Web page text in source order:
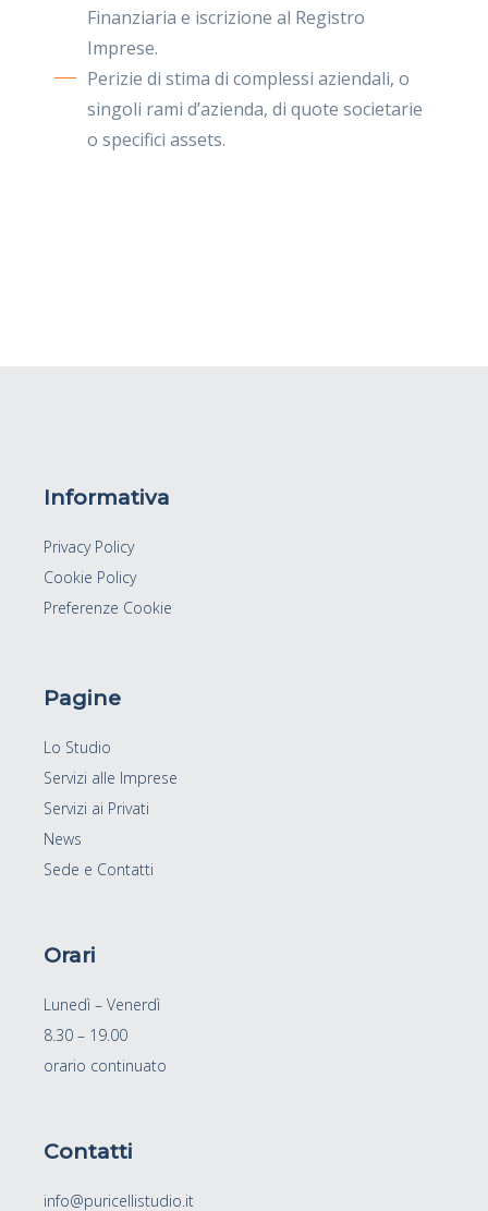
Finanziaria e iscrizione al Registro
Imprese.
Perizie di stima di complessi aziendali, o
singoli rami d’azienda, di quote societarie
o specifici assets.
Informativa
Privacy Policy
Cookie Policy
Preferenze Cookie
Pagine
Lo Studio
Servizi alle Imprese
Servizi ai Privati
News
Sede e Contatti
Orari
Lunedì – Venerdì
8.30 – 19.00
orario continuato
Contatti
info@puricellistudio.it